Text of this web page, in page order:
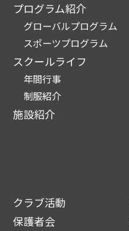
プログラム紹介
グローバルプログラム
スポーツプログラム
スクールライフ
年間行事
制服紹介
施設紹介
クラブ活動
保護者会